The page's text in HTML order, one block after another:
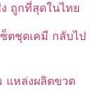
ถูกที่สุดในไทย
ตชุดเคมี กลับไป
แหล่งผลิตขวด